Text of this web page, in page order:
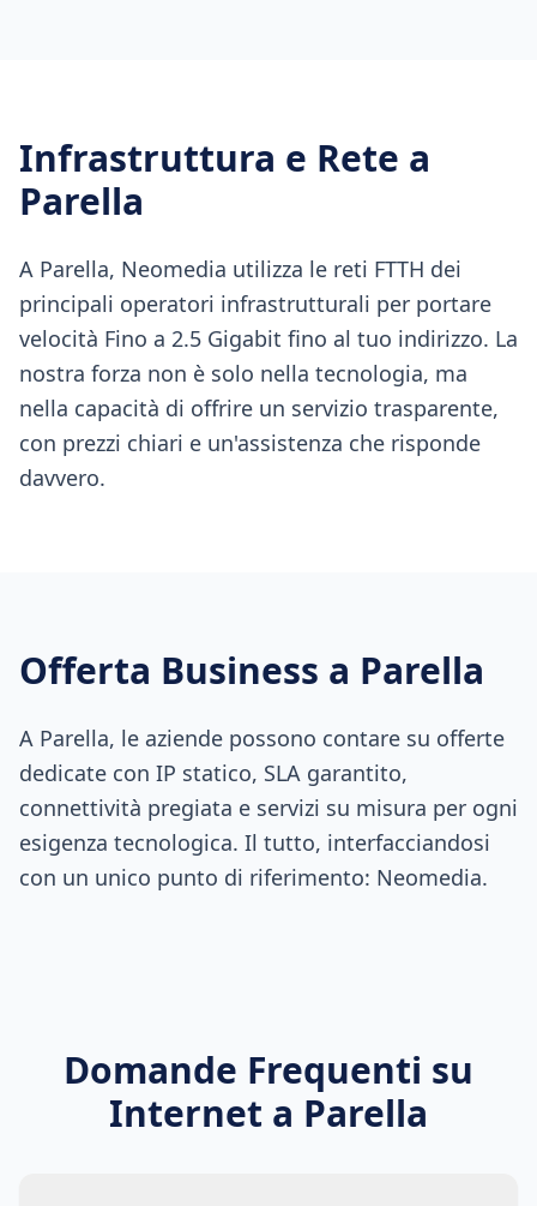
Infrastruttura e Rete a
Parella
A Parella, Neomedia utilizza le reti FTTH dei
principali operatori infrastrutturali per portare
velocità Fino a 2.5 Gigabit fino al tuo indirizzo. La
nostra forza non è solo nella tecnologia, ma
nella capacità di offrire un servizio trasparente,
con prezzi chiari e un'assistenza che risponde
davvero.
Offerta Business a Parella
A Parella, le aziende possono contare su offerte
dedicate con IP statico, SLA garantito,
connettività pregiata e servizi su misura per ogni
esigenza tecnologica. Il tutto, interfacciandosi
con un unico punto di riferimento: Neomedia.
Domande Frequenti su
Internet a Parella